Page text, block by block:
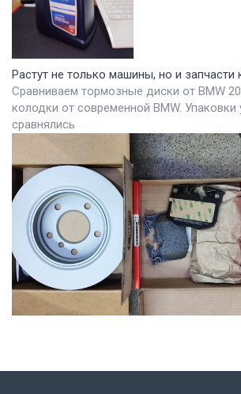
Растут не только машины, но и запчасти
Сравниваем тормозные диски от BMW
колодки от современной BMW. Упаковки
сравнялись